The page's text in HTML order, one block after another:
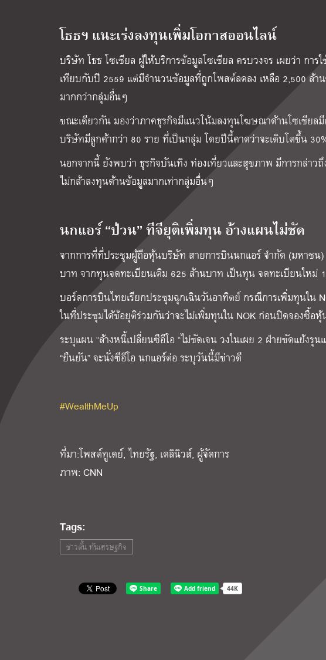
โธธฯ แนะเร่งลงทุนเพิ่มโอกาสออนไลน์
บริษัท โธธ โซเชียล ผู้ให้บริการข้อมูลโซเชียล ครบวงจร เผยว่า กา
เทียบกับปี 2559 แต่มีจำนวนข้อมูลที่ถูกโพสต์ลดลง เหลือ 2,500 ล้า
มากกว่ากลุ่มอื่นๆ
ขณะเดียวกัน มองว่าภาคธุรกิจมีแนวโน้มลงทุนโฆษณาด้านโซเชียล
บริษัทมีลูกค้ากว่า 80 ราย ที่เป็นกลุ่ม โดยปีนี้คาดว่าจะเติบโตขึ้น
นอกจากนี้ ยังพบว่า ธุรกิจบันเทิง ท่องเที่ยวและสุขภาพ มีการกล่าว
ไม่กล้าลงทุนด้านข้อมูลมากเท่ากลุ่มอื่นๆ
นกแอร์ “ป่วน” ทีจียุติเพิ่มทุน อ้างแผนไม่ชัด
จากการที่ที่ประชุมผู้ถือหุ้นบริษัท สายการบินนกแอร์ จำกัด (มหาชน
บาท จากทุนจดทะเบียนเดิม 625 ล้านบาท เป็นทุน จดทะเบียนใหม่
บอร์ดการบินไทยเรียกประชุมฉุกเฉินวันอาทิตย์ กรณีการเพิ่มทุนใน
ในที่ประชุมได้ข้อยุติร่วมกันว่าจะไม่เพิ่มทุนใน NOK ก่อนปิดจองซื้อ
ระบุแผน “ล้างหนี้เปลี่ยนซีอีโอ “ไม่ชัดเจน วงในเผย 2 ฝ่ายขัดแย้งรุ
“ยืนยัน” จะนั่งซีอีโอ นกแอร์ต่อ ระบุวันนี้มีข่าวดี
#WealthMeUp
ที่มา:โพสต์ทูเดย์, ไทยรัฐ, เดลินิวส์, ผู้จัดการ
ภาพ: CNN
Tags:
ข่าวสั้น ทันเศรษฐกิจ